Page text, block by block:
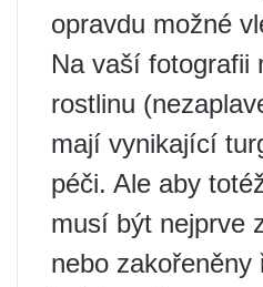
opravdu možné
Na vaší fotografii
rostlinu
mají vynikající
péči. Ale aby
musí být nejprve
nebo